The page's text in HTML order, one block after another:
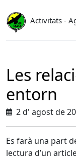
Activitats -
Les
entorn
2 d' agost de
Es farà una part
lectura d’un